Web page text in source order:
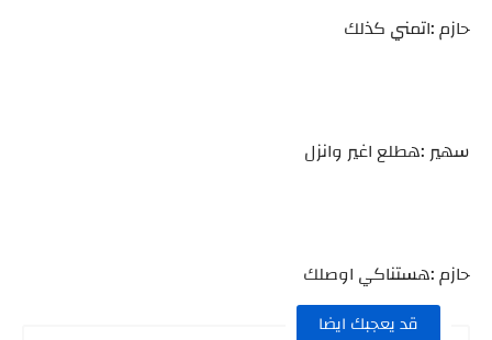
حازم :اتمني كذلك
سهير :هطلع اغير وانزل
حازم :هستناكي اوصلك
قد يعجبك ايضا